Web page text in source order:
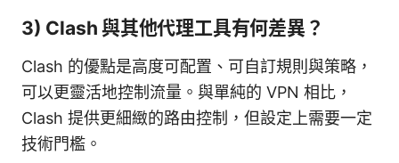
3) Clash 與其他代理工具有何差異？
Clash 的優點是高度可配置、可自訂規則與策略，
可以更靈活地控制流量。與單純的 VPN 相比，
Clash 提供更細緻的路由控制，但設定上需要一定
技術門檻。